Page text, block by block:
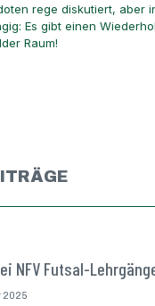
rege diskutiert, aber
Es gibt einen
Raum!
NFV Futsal-
2025